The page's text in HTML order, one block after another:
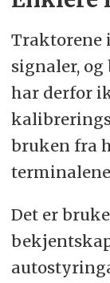
Traktorene
signaler,
har derfor
bruken fra
Det er